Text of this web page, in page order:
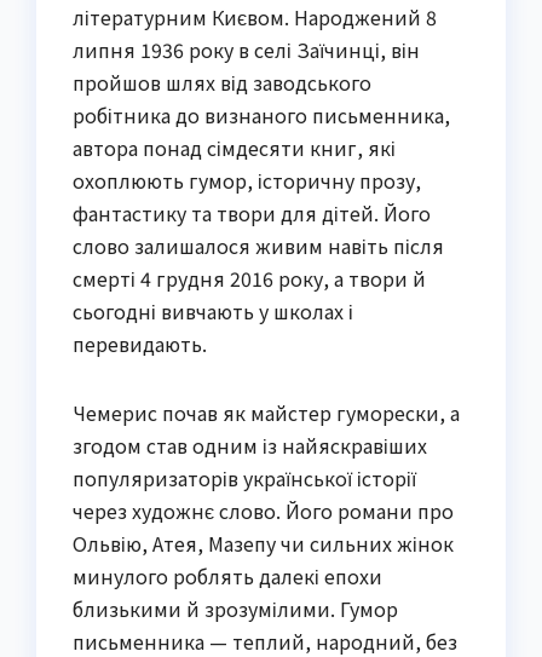
літературним Києвом. Народжений 8
липня 1936 року в селі Заїчинці, він
пройшов шлях від заводського
робітника до визнаного письменника,
автора понад сімдесяти книг, які
охоплюють гумор, історичну прозу,
фантастику та твори для дітей. Його
слово залишалося живим навіть після
смерті 4 грудня 2016 року, а твори й
сьогодні вивчають у школах і
перевидають.
Чемерис почав як майстер гуморески, а
згодом став одним із найяскравіших
популяризаторів української історії
через художнє слово. Його романи про
Ольвію, Атея, Мазепу чи сильних жінок
минулого роблять далекі епохи
близькими й зрозумілими. Гумор
письменника — теплий, народний, без